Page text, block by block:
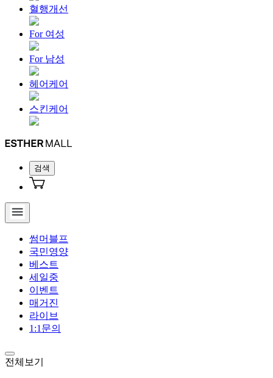
혈행개선
For 여성
For 남성
헤어케어
스킨케어
검색
썸머블프
국민영양
베스트
세일중
이벤트
매거진
라이브
1:1문의
전체보기